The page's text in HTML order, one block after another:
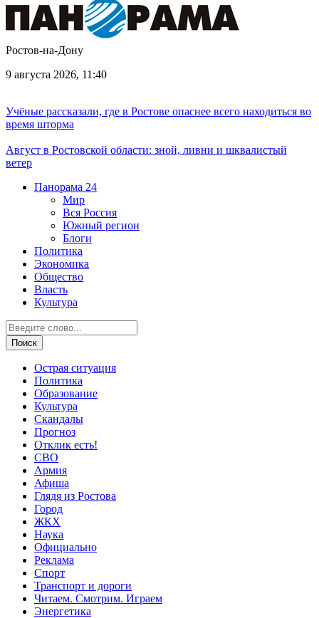
Ростов-на-Дону
9 августа 2026, 11:40
Учёные рассказали, где в Ростове опаснее всего находиться во
время шторма
Август в Ростовской области: зной, ливни и шквалистый
ветер
Панорама 24
Мир
Вся Россия
Южный регион
Блоги
Политика
Экономика
Общество
Власть
Культура
Острая ситуация
Политика
Образование
Культура
Скандалы
Прогноз
Отклик есть!
СВО
Армия
Афиша
Глядя из Ростова
Город
ЖКХ
Наука
Официально
Реклама
Спорт
Транспорт и дороги
Читаем. Смотрим. Играем
Энергетика